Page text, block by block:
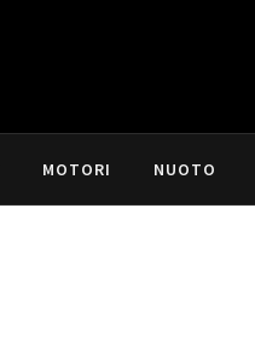
MOTORI NUOTO